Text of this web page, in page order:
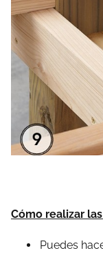
Cómo realizar
Puedes